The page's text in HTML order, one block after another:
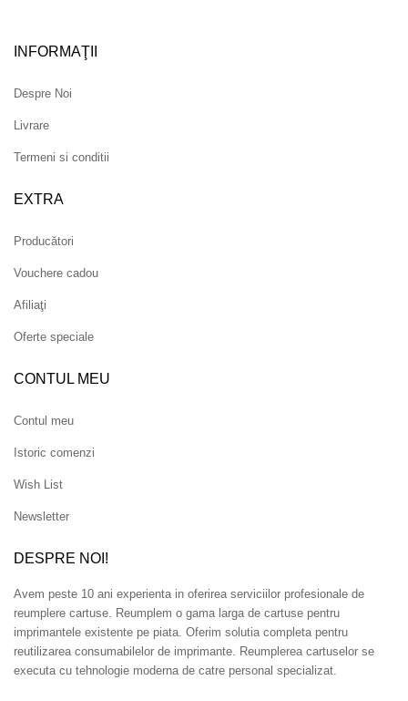
INFORMAŢII
Despre Noi
Livrare
Termeni si conditii
EXTRA
Producători
Vouchere cadou
Afiliaţi
Oferte speciale
CONTUL MEU
Contul meu
Istoric comenzi
Wish List
Newsletter
DESPRE NOI!
Avem peste 10 ani experienta in oferirea serviciilor profesionale de
reumplere cartuse. Reumplem o gama larga de cartuse pentru
imprimantele existente pe piata. Oferim solutia completa pentru
reutilizarea consumabilelor de imprimante. Reumplerea cartuselor se
executa cu tehnologie moderna de catre personal specializat.